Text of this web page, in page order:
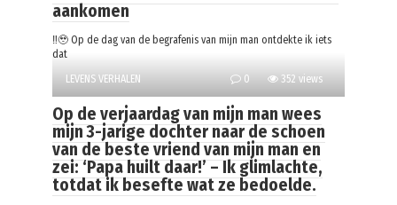
aankomen
‼️🥹 Op de dag van de begrafenis van mijn man ontdekte ik iets
dat
LEVENS VERHALEN
0 352 views
Op de verjaardag van mijn man wees
mijn 3-jarige dochter naar de schoen
van de beste vriend van mijn man en
zei: ‘Papa huilt daar!’ – Ik glimlachte,
totdat ik besefte wat ze bedoelde.